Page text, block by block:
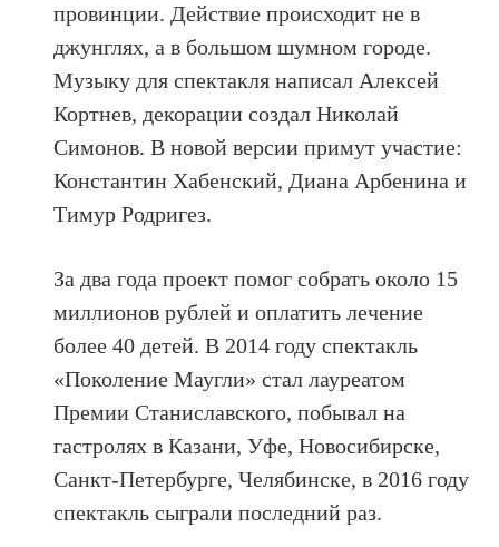
провинции. Действие происходит не в
джунглях, а в большом шумном городе.
Музыку для спектакля написал Алексей
Кортнев, декорации создал Николай
Симонов. В новой версии примут участие:
Константин Хабенский, Диана Арбенина и
Тимур Родригез.
За два года проект помог собрать около 15
миллионов рублей и оплатить лечение
более 40 детей. В 2014 году спектакль
«Поколение Маугли» стал лауреатом
Премии Станиславского, побывал на
гастролях в Казани, Уфе, Новосибирске,
Санкт-Петербурге, Челябинске, в 2016 году
спектакль сыграли последний раз.